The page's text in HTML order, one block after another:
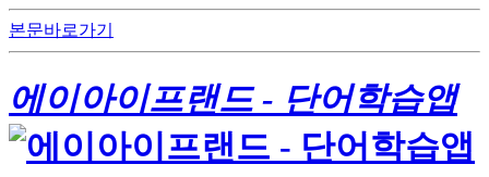
본문바로가기
에이아이프랜드 - 단어학습앱